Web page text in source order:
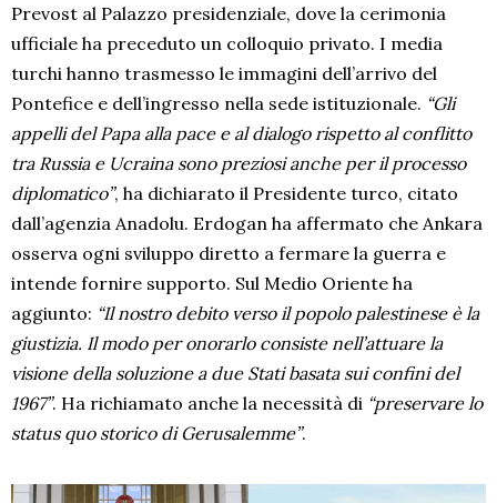
Prevost al Palazzo presidenziale, dove la cerimonia
ufficiale ha preceduto un colloquio privato. I media
turchi hanno trasmesso le immagini dell’arrivo del
Pontefice e dell’ingresso nella sede istituzionale. “Gli
appelli del Papa alla pace e al dialogo rispetto al conflitto
tra Russia e Ucraina sono preziosi anche per il processo
diplomatico”, ha dichiarato il Presidente turco, citato
dall’agenzia Anadolu. Erdogan ha affermato che Ankara
osserva ogni sviluppo diretto a fermare la guerra e
intende fornire supporto. Sul Medio Oriente ha
aggiunto: “Il nostro debito verso il popolo palestinese è la
giustizia. Il modo per onorarlo consiste nell’attuare la
visione della soluzione a due Stati basata sui confini del
1967”. Ha richiamato anche la necessità di “preservare lo
status quo storico di Gerusalemme”.